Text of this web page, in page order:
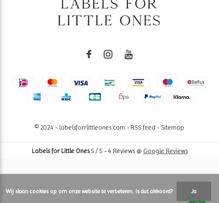
© 2024 - labelsforrlittleones.com - RSS feed - Sitemap
Labels for Little Ones5 / 5 - 4 Reviews @ Google Reviews
Wij slaan cookies op om onze website te verbeteren. Is dat akkoord? Ja